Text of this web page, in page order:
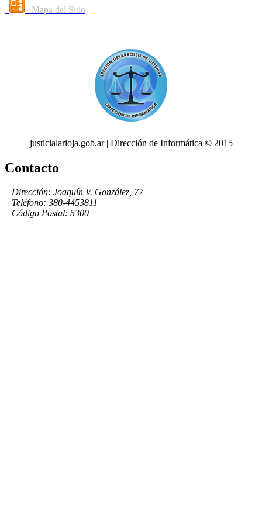
Mapa del Sitio
justicialarioja.gob.ar | Dirección de Informática © 2015
Contacto
Dirección: Joaquín V. González, 77
Teléfono: 380-4453811
Código Postal: 5300